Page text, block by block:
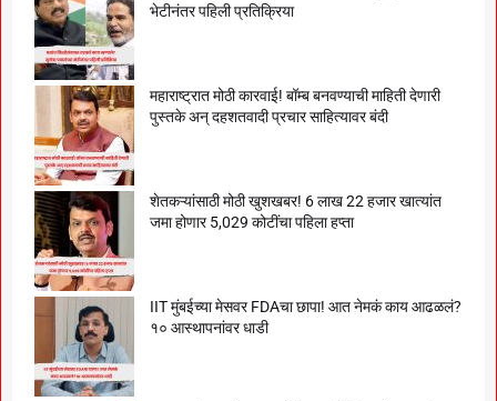
भेटीनंतर पहिली प्रतिक्रिया
महाराष्ट्रात मोठी कारवाई! बॉम्ब बनवण्याची माहिती देणारी
पुस्तके अन् दहशतवादी प्रचार साहित्यावर बंदी
शेतकऱ्यांसाठी मोठी खुशखबर! 6 लाख 22 हजार खात्यांत
जमा होणार 5,029 कोटींचा पहिला हप्ता
IIT मुंबईच्या मेसवर FDAचा छापा! आत नेमकं काय आढळलं?
१० आस्थापनांवर धाडी